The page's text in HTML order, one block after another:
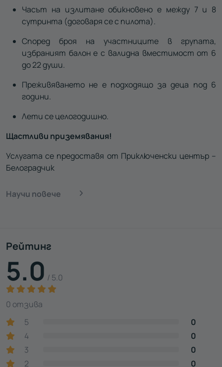
Часът на излитане обикновено е между 7 и 8
сутринта (договаря се с пилота).
Според броя на участниците в групата,
избраният балон е с валидна вместимост от 6
до 22 души.
Преживяването не е подходящо за деца под 6
години.
Лети се целогодишно.
Щастливи приземявания!
Услугата се предоставя от Приключенски център –
Белоградчик
Научи повече
Рейтинг
5.0 / 5.0
0 отзива
5
0
4
0
3
0
2
0